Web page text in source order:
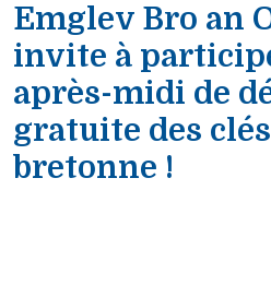
Emglev Bro an
invite à
après-midi de
gratuite des
bretonne !